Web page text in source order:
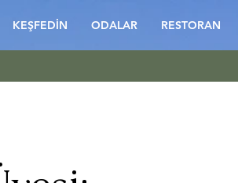
KEŞFEDİN ODALAR RESTORAN